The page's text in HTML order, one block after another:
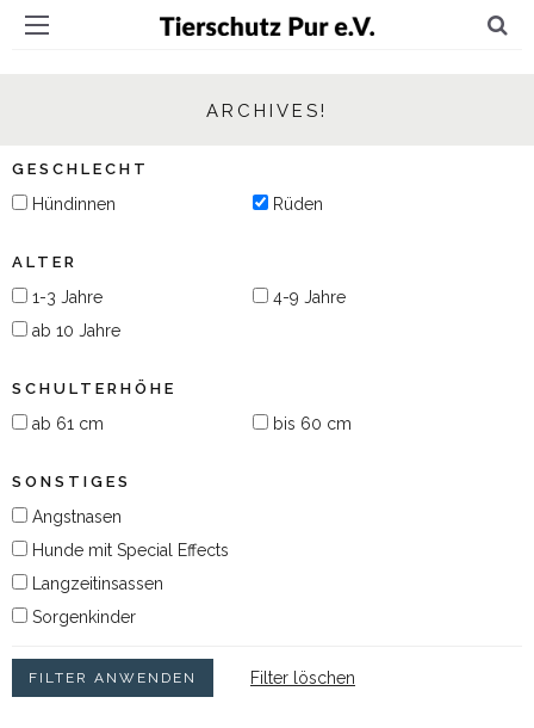
ARCHIVES!
GESCHLECHT
Hündinnen Rüden
ALTER
1-3 Jahre
4-9 Jahre
ab 10 Jahre
SCHULTERHÖHE
ab 61 cm bis 60 cm
SONSTIGES
Angstnasen
Hunde mit Special Effects
Langzeitinsassen
Sorgenkinder
Filter löschen